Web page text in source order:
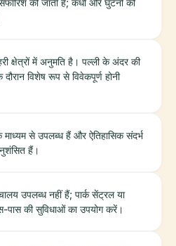
क्षेत्रों में अनुमति है। पल्ली के अंदर की
विशेष रूप से विवेकपूर्ण होनी
से उपलब्ध हैं और ऐतिहासिक संदर्भ
हैं।
उपलब्ध नहीं हैं; पार्क सेंट्रल या
की सुविधाओं का उपयोग करें।